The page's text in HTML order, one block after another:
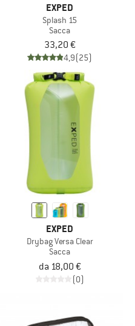
EXPED
Splash 15
Sacca
33,20 €
4,9(25)
EXPED
Drybag Versa Clear
Sacca
da 18,00 €
(0)